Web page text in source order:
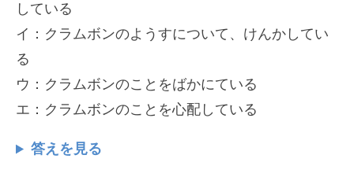
している
イ：クラムボンのようすについて、けんかしてい
る
ウ：クラムボンのことをばかにている
エ：クラムボンのことを心配している
答えを見る